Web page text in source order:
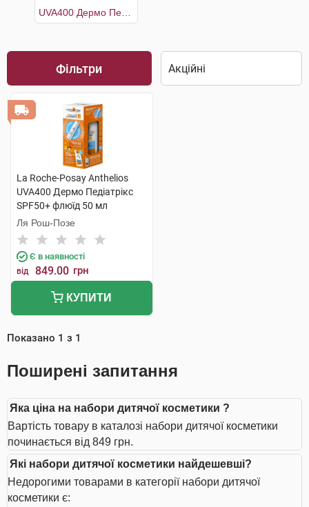
Фільтри
La Roche-Posay Anthelios
UVA400 Дермо Педіатрікс
SPF50+ флюїд 50 мл
+Термальна вода 50 мл 1
набір
Ля Рош-Позе
Є в наявності
від 849.00 грн
КУПИТИ
Показано 1 з 1
Поширені запитання
Яка ціна на набори дитячої косметики ?
Вартість товару в каталозі набори дитячої косметики
починається від 849 грн.
Які набори дитячої косметики найдешевші?
Недорогими товарами в категорії набори дитячої
косметики є: